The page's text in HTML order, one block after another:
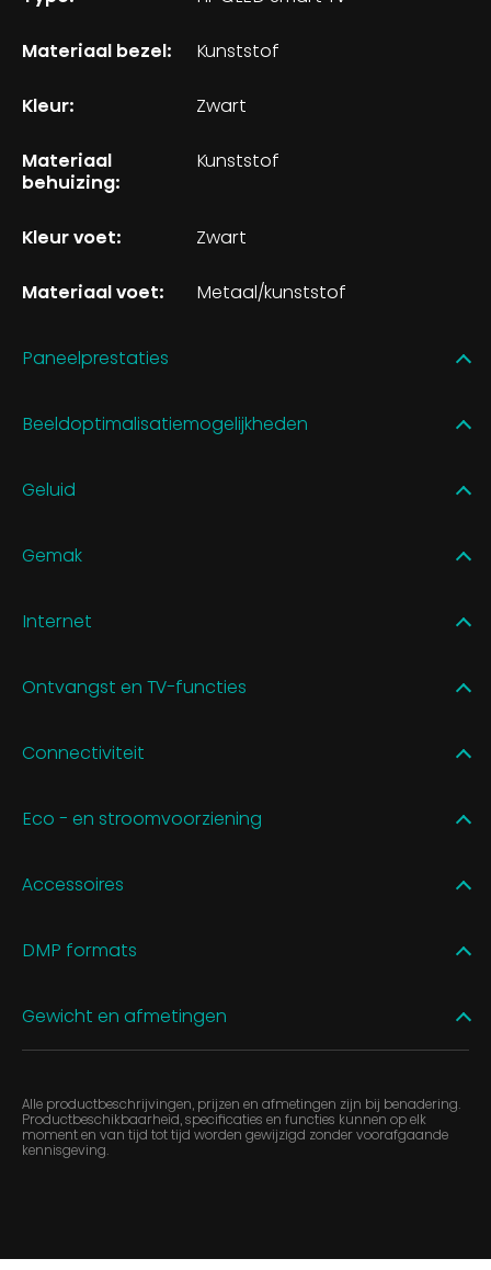
Materiaal bezel: Kunststof
Kleur: Zwart
Materiaal
behuizing:
Kunststof
Kleur voet: Zwart
Materiaal voet: Metaal/kunststof
Paneelprestaties
Beeldoptimalisatiemogelijkheden
Geluid
Gemak
Internet
Ontvangst en TV-functies
Connectiviteit
Eco - en stroomvoorziening
Accessoires
DMP formats
Gewicht en afmetingen
Alle productbeschrijvingen, prijzen en afmetingen zijn bij benadering.
Productbeschikbaarheid, specificaties en functies kunnen op elk
moment en van tijd tot tijd worden gewijzigd zonder voorafgaande
kennisgeving.